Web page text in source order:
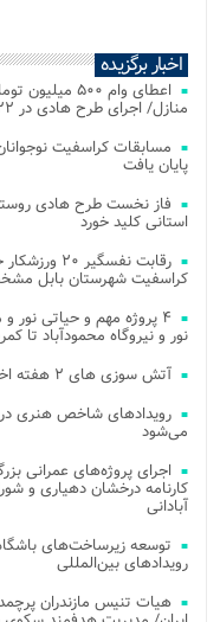
اخبار برگزیده
منازل/ اجرای طرح هادی در ۲۲ روستای نور طی یکسال گذشته
مسابقات کراسفیت
پایان یافت
فاز نخست طرح هادی
استانی کلید خورد
کراسفیت شهرستان بابل
۴ پروژه مهم و حیاتی نور
نور و نیروگاه محمودآباد تا
آتش‌ سوزی‌ های ۲ هفته اخیر میانکاله عمدی بود
می‌شود
اجرای پروژه‌های عمرانی
کارنامه درخشان دهیاری و
آبادانی
توسعه زیرساخت‌های
رویدادهای بین‌المللی
هیات تنیس مازندران